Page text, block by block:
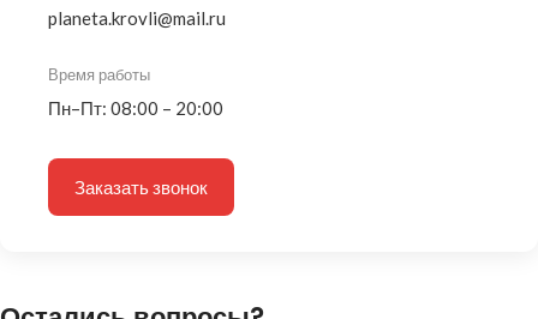
planeta.krovli@mail.ru
Время работы
Пн–Пт: 08:00 – 20:00
Заказать звонок